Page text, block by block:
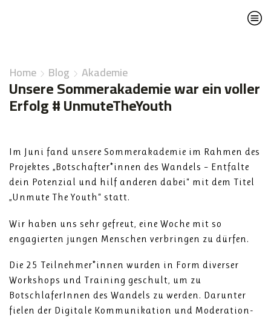
Home Blog Akademie
Unsere Sommerakademie war ein voller
Erfolg # UnmuteTheYouth
Im Juni fand unsere Sommerakademie im Rahmen des
Projektes „Botschafter*innen des Wandels – Entfalte
dein Potenzial und hilf anderen dabei“ mit dem Titel
„Unmute The Youth“ statt.
Wir haben uns sehr gefreut, eine Woche mit so
engagierten jungen Menschen verbringen zu dürfen.
Die 25 Teilnehmer*innen wurden in Form diverser
Workshops und Training geschult, um zu
BotschlaferInnen des Wandels zu werden. Darunter
fielen der Digitale Kommunikation und Moderation-